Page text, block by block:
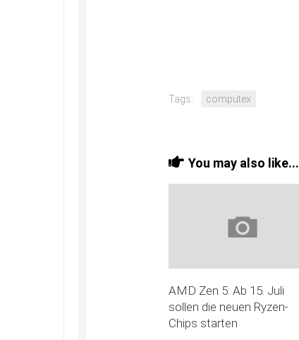
Tags: computex
You may also like...
AMD Zen 5: Ab 15. Juli
sollen die neuen Ryzen-
Chips starten